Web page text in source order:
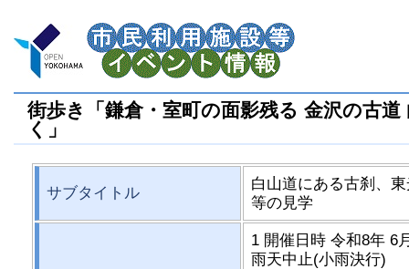
街歩き「鎌倉・室町の面影残る 金沢の古道
く」
サブタイトル
白山道にある古刹、
等の見学
1 開催日時 令和8年 6
雨天中止(小雨決行)